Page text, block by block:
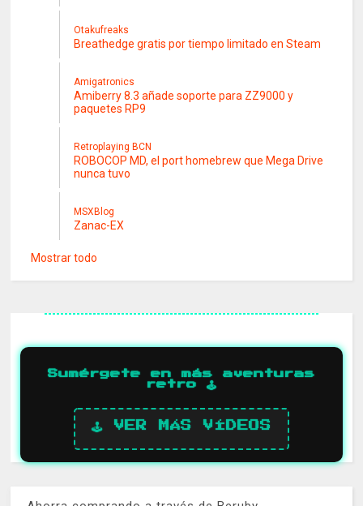
Otakufreaks
Breathedge gratis por tiempo limitado en Steam
Amigatronics
Amiberry 8.3 añade soporte para ZZ9000 y
paquetes RP9
Retroplaying BCN
ROBOCOP MD, el port homebrew que Mega Drive
nunca tuvo
MSXBlog
Zanac-EX
Mostrar todo
Sumérgete en más aventuras
retro 🕹️
🕹️ VER MÁS VÍDEOS